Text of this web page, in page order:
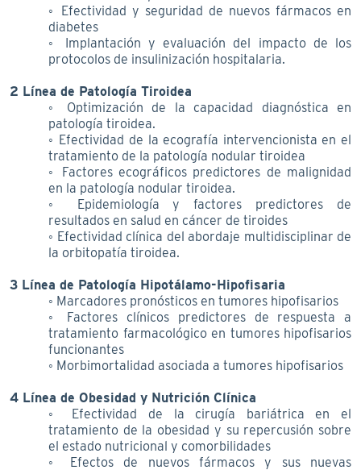
◦ Efectividad y seguridad de nuevos fármacos en
diabetes
◦ Implantación y evaluación del impacto de los
protocolos de insulinización hospitalaria.
2 Línea de Patología Tiroidea
◦ Optimización de la capacidad diagnóstica en
patología tiroidea.
◦ Efectividad de la ecografía intervencionista en el
tratamiento de la patología nodular tiroidea
◦ Factores ecográficos predictores de malignidad
en la patología nodular tiroidea.
◦ Epidemiología y factores predictores de
resultados en salud en cáncer de tiroides
◦ Efectividad clínica del abordaje multidisciplinar de
la orbitopatía tiroidea.
3 Línea de Patología Hipotálamo-Hipofisaria
◦ Marcadores pronósticos en tumores hipofisarios
◦ Factores clínicos predictores de respuesta a
tratamiento farmacológico en tumores hipofisarios
funcionantes
◦ Morbimortalidad asociada a tumores hipofisarios
4 Línea de Obesidad y Nutrición Clínica
◦ Efectividad de la cirugía bariátrica en el
tratamiento de la obesidad y su repercusión sobre
el estado nutricional y comorbilidades
◦ Efectos de nuevos fármacos y sus nuevas